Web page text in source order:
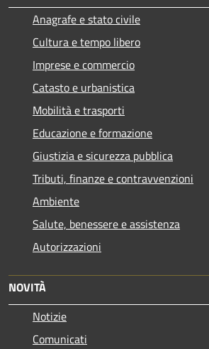
Anagrafe e stato civile
Cultura e tempo libero
Imprese e commercio
Catasto e urbanistica
Mobilità e trasporti
Educazione e formazione
Giustizia e sicurezza pubblica
Tributi, finanze e contravvenzioni
Ambiente
Salute, benessere e assistenza
Autorizzazioni
NOVITÀ
Notizie
Comunicati